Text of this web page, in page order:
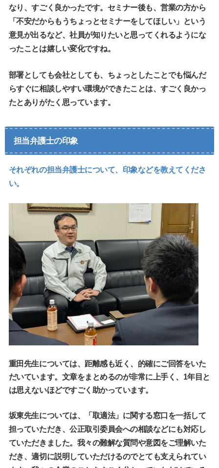
なり、すごく良かったです。セミナー後も、営業の方から
「不安だからもうちょっとセミナーをしてほしい」という
意見が出るなど、社員が知りたいと思ってくれるようにな
ったことは嬉しい変化ですね。
部署としても会社としても、ちょっとしたことでも悩んだ
らすぐに相談しやすい環境ができたことは、すごく良かっ
たとありがたく思っています。
担当弁護士の印象
それぞれの担当弁護士について、印象などを教えてくださ
い。
重田先生については、距離感も近く、的確にご回答をいた
だいています。文章をまとめるのが非常に上手く、1年目と
は思えないほどですごく助かっています。
坂東先生については、「取適法」に関する窓口を一括して
担っていただき、公正取引委員会への相談などにも対応し
ていただきました。我々の難解な質問や意図をご理解いた
だき、適切に説明していただけるのでとても支えられてい